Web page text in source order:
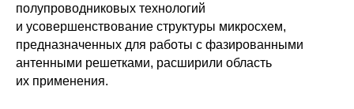
полупроводниковых технологий
и усовершенствование структуры микросхем,
предназначенных для работы с фазированными
антенными решетками, расширили область
их применения.